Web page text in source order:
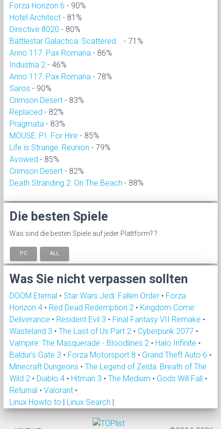
Forza Horizon 6 - 90%
Hotel Architect - 81%
Directive 8020 - 80%
Battlestar Galactica: Scattered...
- 71%
Anno 117: Pax Romana - 86%
Industria 2 - 46%
Anno 117: Pax Romana - 78%
Saros - 90%
Crimson Desert - 83%
Replaced - 82%
Pragmata - 83%
MOUSE: P.I. For Hire - 85%
Life is Strange: Reunion - 79%
Avowed - 85%
Crimson Desert - 82%
Death Stranding 2: On The Beach - 88%
Die besten Spiele
Was sind die besten Spiele auf jeder Plattform? ?
PC ALL
Was Sie nicht verpassen sollten
DOOM Eternal • Star Wars Jedi: Fallen Order • Forza
Horizon 4 • Red Dead Redemption 2 • Kingdom Come:
Deliverance • Resident Evil 3 • Final Fantasy VII Remake •
Wasteland 3 • The Last of Us Part 2 • Cyberpunk 2077 •
Vampire: The Masquerade - Bloodlines 2 • Halo Infinite •
Baldur's Gate 3 • Forza Motorsport 8 • Grand Theft Auto 6 •
Minecraft Dungeons • The Legend of Zelda: Breath of The
Wild 2 • Diablo 4 • Hitman 3 • The Medium • Gods Will Fall •
Returnal • Valorant •
Linux Howto to | Linux Search |